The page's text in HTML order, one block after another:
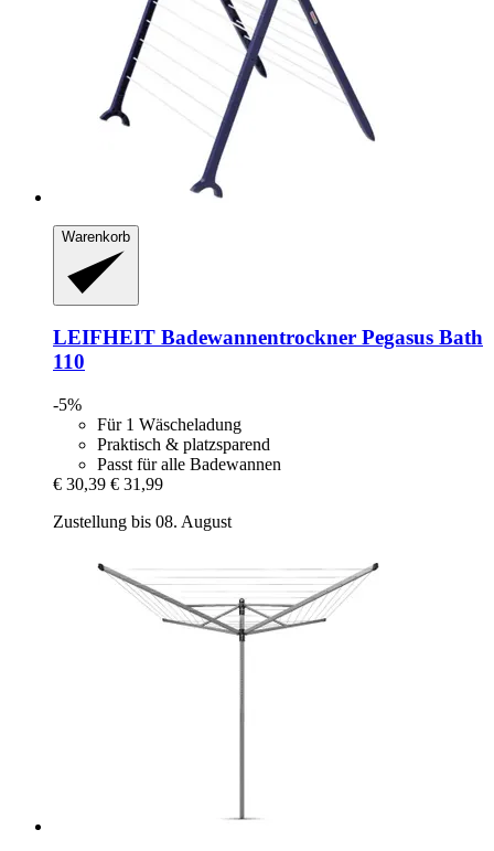
Warenkorb
LEIFHEIT Badewannentrockner Pegasus Bath
110
-5%
Für 1 Wäscheladung
Praktisch & platzsparend
Passt für alle Badewannen
€ 30,39 € 31,99
Zustellung bis 08. August